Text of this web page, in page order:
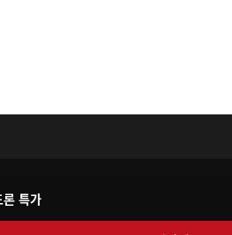
론 특가